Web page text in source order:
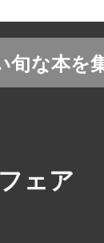
旬な本を
ェア